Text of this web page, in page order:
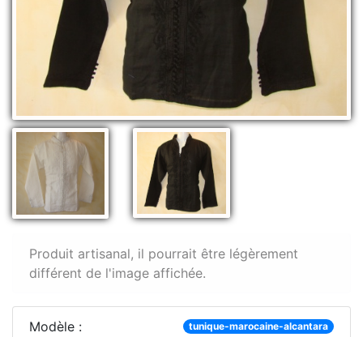
Produit artisanal, il pourrait être légèrement
différent de l'image affichée.
Modèle : tunique-marocaine-alcantara